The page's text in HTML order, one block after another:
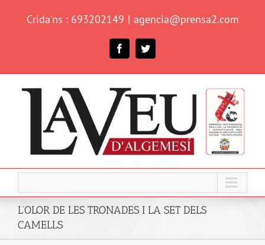
Crida'ns : 693202149 | agencia@prensa2.com
FacebookTwitter
L’OLOR DE LES TRONADES I LA SET DELS
CAMELLS